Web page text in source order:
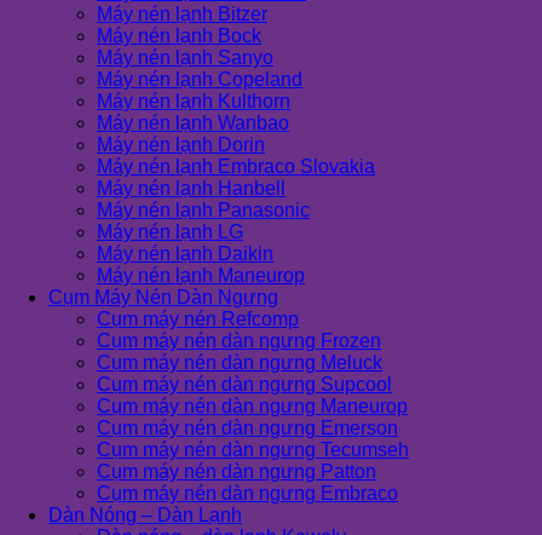
Máy nén lạnh Bitzer
Máy nén lạnh Bock
Máy nén lạnh Sanyo
Máy nén lạnh Copeland
Máy nén lạnh Kulthorn
Máy nén lạnh Wanbao
Máy nén lạnh Dorin
Máy nén lạnh Embraco Slovakia
Máy nén lạnh Hanbell
Máy nén lạnh Panasonic
Máy nén lạnh LG
Máy nén lạnh Daikin
Máy nén lạnh Maneurop
Cụm Máy Nén Dàn Ngưng
Cụm máy nén Refcomp
Cụm máy nén dàn ngưng Frozen
Cụm máy nén dàn ngưng Meluck
Cụm máy nén dàn ngưng Supcool
Cụm máy nén dàn ngưng Maneurop
Cụm máy nén dàn ngưng Emerson
Cụm máy nén dàn ngưng Tecumseh
Cụm máy nén dàn ngưng Patton
Cụm máy nén dàn ngưng Embraco
Dàn Nóng – Dàn Lạnh